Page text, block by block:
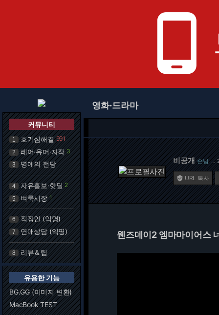
phone_android
커뮤니티
1 호기심해결 991
2 레어·유머·자작 3
3 명예의 전당
4 자유홍보·핫딜 2
5 벼룩시장 1
6 직장인 (익명)
7 연애상담 (익명)
8 리뷰＆팁
유용한 기능
BG.GG (이미지 변환)
MacBook TEST
영화·드라마
비공개 손님 …
 URL 복사
웬즈데이2 엠마마이어스